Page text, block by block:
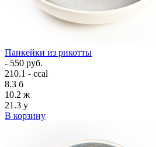
Панкейки из рикотты
- 550 руб.
210.1 - ccal
8.3 б
10.2 ж
21.3 у
В корзину